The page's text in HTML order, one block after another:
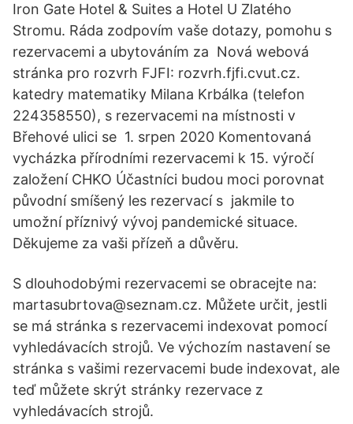
Iron Gate Hotel & Suites a Hotel U Zlatého
Stromu. Ráda zodpovím vaše dotazy, pomohu s
rezervacemi a ubytováním za Nová webová
stránka pro rozvrh FJFI: rozvrh.fjfi.cvut.cz.
katedry matematiky Milana Krbálka (telefon
224358550), s rezervacemi na místnosti v
Břehové ulici se 1. srpen 2020 Komentovaná
vycházka přírodními rezervacemi k 15. výročí
založení CHKO Účastníci budou moci porovnat
původní smíšený les rezervací s jakmile to
umožní příznivý vývoj pandemické situace.
Děkujeme za vaši přízeň a důvěru.
S dlouhodobými rezervacemi se obracejte na:
martasubrtova@seznam.cz. Můžete určit, jestli
se má stránka s rezervacemi indexovat pomocí
vyhledávacích strojů. Ve výchozím nastavení se
stránka s vašimi rezervacemi bude indexovat, ale
teď můžete skrýt stránky rezervace z
vyhledávacích strojů.